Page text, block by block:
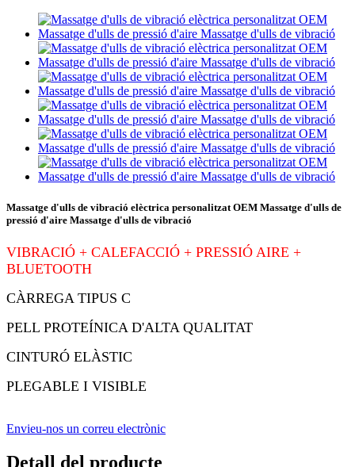
Massatge d'ulls de vibració elèctrica personalitzat OEM Massatge d'ulls de
pressió d'aire Massatge d'ulls de vibració
VIBRACIÓ + CALEFACCIÓ + PRESSIÓ AIRE +
BLUETOOTH
CÀRREGA TIPUS C
PELL PROTEÍNICA D'ALTA QUALITAT
CINTURÓ ELÀSTIC
PLEGABLE I VISIBLE
Envieu-nos un correu electrònic
Detall del producte